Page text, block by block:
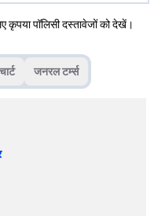
कृपया पॉलिसी दस्तावेजों को देखें।
जनरल टर्म्स